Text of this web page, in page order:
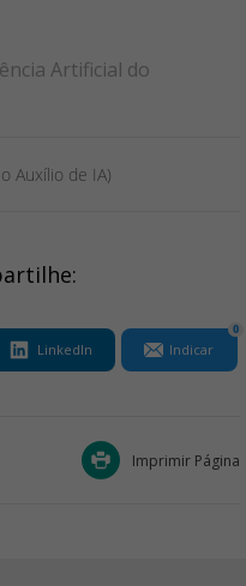
Artificial do
Auxílio de IA)
LinkedIn Indicar
0
Imprimir Página